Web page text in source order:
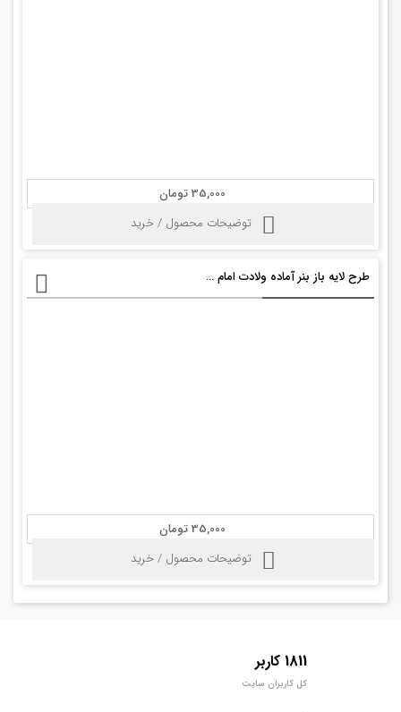
35,000 تومان
توضیحات محصول / خرید
طرح لایه باز بنر آماده ولادت امام سجاد psd
35,000 تومان
توضیحات محصول / خرید
1811 کاربر
کل کاربران سایت